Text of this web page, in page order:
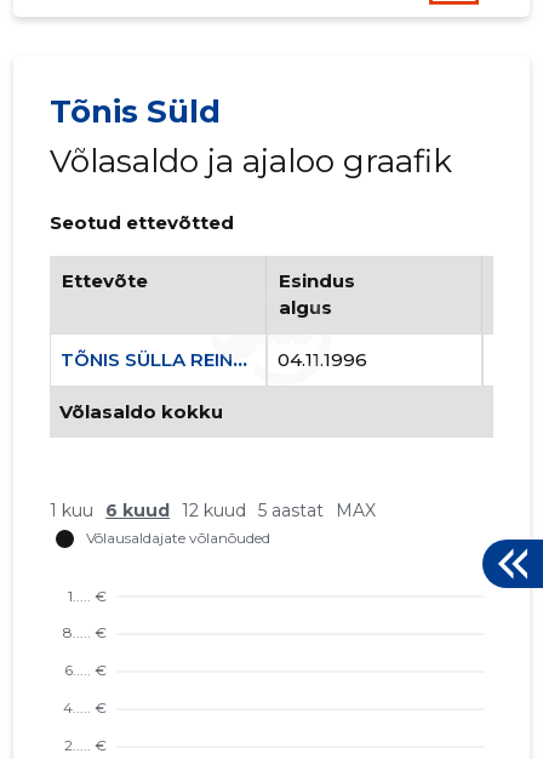
Tõnis Süld
Võlasaldo ja ajaloo graafik
Seotud ettevõtted
Ettevõte
Esindus
algus
TÕNIS SÜLLA REINU TALU FIE 04.11.1996
Võlasaldo kokku
1 kuu 6 kuud 12 kuud 5 aastat MAX